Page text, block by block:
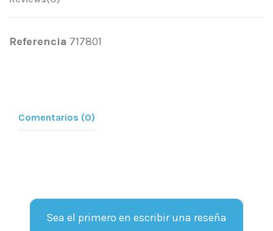
Referencia 717801
Comentarios (0)
Sea el primero en escribir una reseña